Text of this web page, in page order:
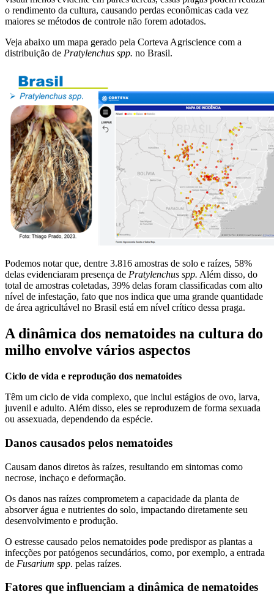
o rendimento da cultura, causando perdas econômicas cada vez
maiores se métodos de controle não forem adotados.
Veja abaixo um mapa gerado pela Corteva Agriscience com a
distribuição de Pratylenchus spp. no Brasil.
Podemos notar que, dentre 3.816 amostras de solo e raízes, 58%
delas evidenciaram presença de Pratylenchus spp. Além disso, do
total de amostras coletadas, 39% delas foram classificadas com alto
nível de infestação, fato que nos indica que uma grande quantidade
de área agricultável no Brasil está em nível crítico dessa praga.
A dinâmica dos nematoides na cultura do
milho envolve vários aspectos
Ciclo de vida e reprodução dos nematoides
Têm um ciclo de vida complexo, que inclui estágios de ovo, larva,
juvenil e adulto. Além disso, eles se reproduzem de forma sexuada
ou assexuada, dependendo da espécie.
Danos causados pelos nematoides
Causam danos diretos às raízes, resultando em sintomas como
necrose, inchaço e deformação.
Os danos nas raízes comprometem a capacidade da planta de
absorver água e nutrientes do solo, impactando diretamente seu
desenvolvimento e produção.
O estresse causado pelos nematoides pode predispor as plantas a
infecções por patógenos secundários, como, por exemplo, a entrada
de Fusarium spp. pelas raízes.
Fatores que influenciam a dinâmica de nematoides